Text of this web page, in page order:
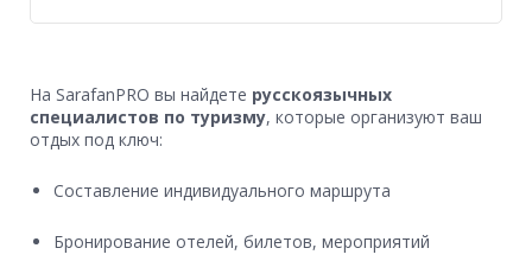
На SarafanPRO вы найдете русскоязычных
специалистов по туризму, которые организуют ваш
отдых под ключ:
Составление индивидуального маршрута
Бронирование отелей, билетов, мероприятий